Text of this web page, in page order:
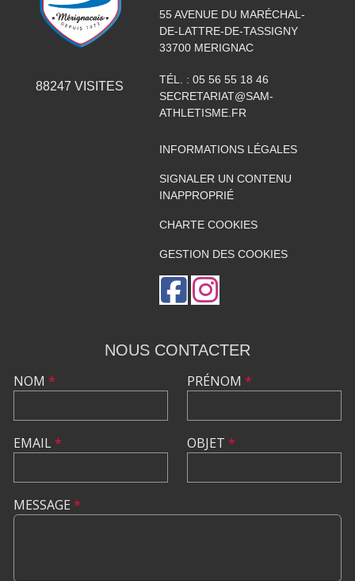
88247 VISITES
55 AVENUE DU MARÉCHAL-
DE-LATTRE-DE-TASSIGNY
33700 MERIGNAC
TÉL. : 05 56 55 18 46
SECRETARIAT@SAM-
ATHLETISME.FR
INFORMATIONS LÉGALES
SIGNALER UN CONTENU
INAPPROPRIÉ
CHARTE COOKIES
GESTION DES COOKIES
NOUS CONTACTER
NOM *
EMAIL*
PRÉNOM *
OBJET *
MESSAGE *